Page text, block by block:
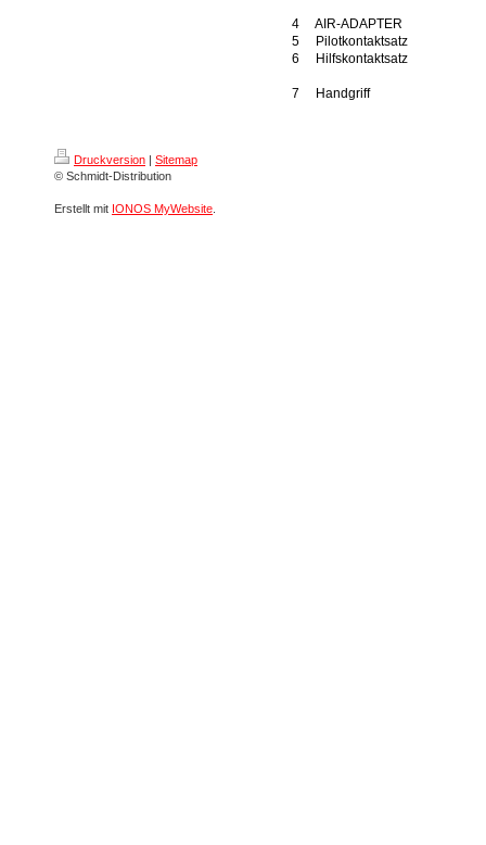
4 AIR-ADAPTER
5 Pilotkontaktsatz
6 Hilfskontaktsatz
7 Handgriff
Druckversion | Sitemap
© Schmidt-Distribution
Erstellt mit IONOS MyWebsite